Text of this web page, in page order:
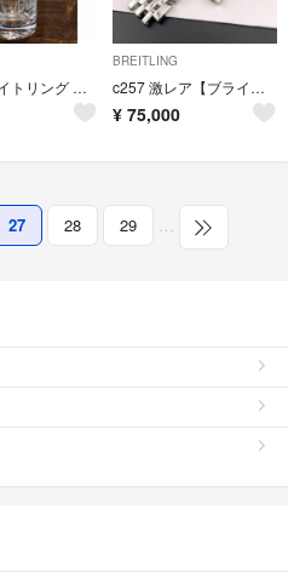
新品 ブライトリング グラス ボヘミアングラス
BREITLING
c257 激レア【ブライトリング】420A 20mm 7連 ナビタイマー ベルト
¥ 75,000
27 28 29 …